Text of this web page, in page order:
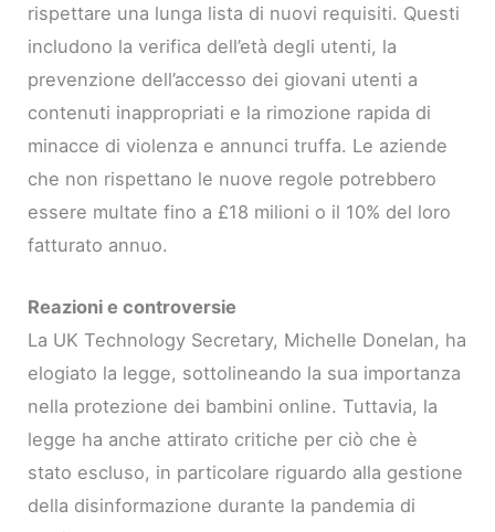
rispettare una lunga lista di nuovi requisiti. Questi
includono la verifica dell’età degli utenti, la
prevenzione dell’accesso dei giovani utenti a
contenuti inappropriati e la rimozione rapida di
minacce di violenza e annunci truffa. Le aziende
che non rispettano le nuove regole potrebbero
essere multate fino a £18 milioni o il 10% del loro
fatturato annuo.
Reazioni e controversie
La UK Technology Secretary, Michelle Donelan, ha
elogiato la legge, sottolineando la sua importanza
nella protezione dei bambini online. Tuttavia, la
legge ha anche attirato critiche per ciò che è
stato escluso, in particolare riguardo alla gestione
della disinformazione durante la pandemia di